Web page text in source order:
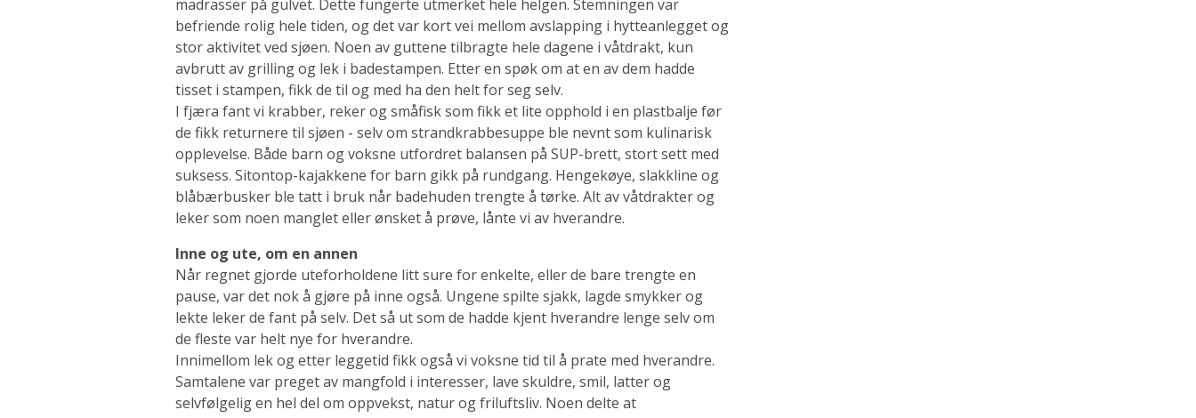
madrasser på gulvet. Dette fungerte utmerket hele helgen. Stemningen var
befriende rolig hele tiden, og det var kort vei mellom avslapping i hytteanlegget og
stor aktivitet ved sjøen. Noen av guttene tilbragte hele dagene i våtdrakt, kun
avbrutt av grilling og lek i badestampen. Etter en spøk om at en av dem hadde
tisset i stampen, fikk de til og med ha den helt for seg selv.
I fjæra fant vi krabber, reker og småfisk som fikk et lite opphold i en plastbalje før
de fikk returnere til sjøen - selv om strandkrabbesuppe ble nevnt som kulinarisk
opplevelse. Både barn og voksne utfordret balansen på SUP-brett, stort sett med
suksess. Sitontop-kajakkene for barn gikk på rundgang. Hengekøye, slakkline og
blåbærbusker ble tatt i bruk når badehuden trengte å tørke. Alt av våtdrakter og
leker som noen manglet eller ønsket å prøve, lånte vi av hverandre.
Inne og ute, om en annen
Når regnet gjorde uteforholdene litt sure for enkelte, eller de bare trengte en
pause, var det nok å gjøre på inne også. Ungene spilte sjakk, lagde smykker og
lekte leker de fant på selv. Det så ut som de hadde kjent hverandre lenge selv om
de fleste var helt nye for hverandre.
Innimellom lek og etter leggetid fikk også vi voksne tid til å prate med hverandre.
Samtalene var preget av mangfold i interesser, lave skuldre, smil, latter og
selvfølgelig en hel del om oppvekst, natur og friluftsliv. Noen delte at